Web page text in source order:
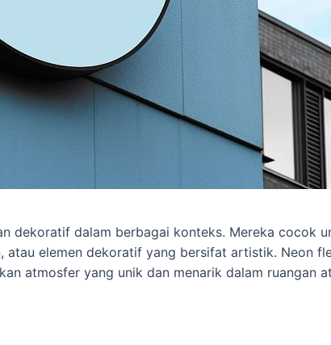
dekoratif dalam berbagai konteks. Mereka cocok
elemen dekoratif yang bersifat artistik. Neon
atmosfer yang unik dan menarik dalam ruangan